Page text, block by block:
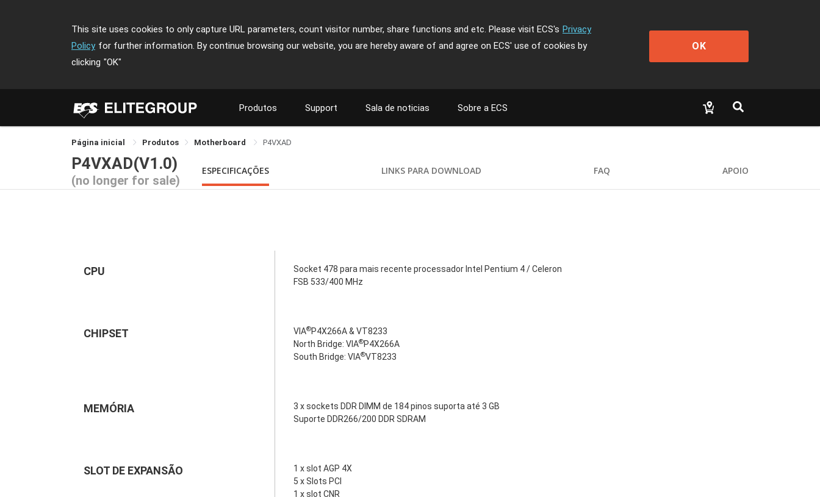
This site uses cookies to only capture URL parameters, count visitor number, share functions and etc. Please visit ECS's Privacy
Policy for further information. By continue browsing our website, you are hereby aware of and agree on ECS' use of cookies by
clicking "OK"
OK
Produtos Support Sala de noticias Sobre a ECS
Página inicial Produtos Motherboard P4VXAD
P4VXAD(V1.0)
(no longer for sale)
ESPECIFICAÇÕES LINKS PARA DOWNLOAD FAQ APOIO
CPU
Socket 478 para mais recente processador Intel Pentium 4 / Celeron
FSB 533/400 MHz
CHIPSET VIA®P4X266A & VT8233
North Bridge: VIA®P4X266A
South Bridge: VIA®VT8233
MEMÓRIA
3 x sockets DDR DIMM de 184 pinos suporta até 3 GB
Suporte DDR266/200 DDR SDRAM
SLOT DE EXPANSÃO
1 x slot AGP 4X
5 x Slots PCI
1 x slot CNR